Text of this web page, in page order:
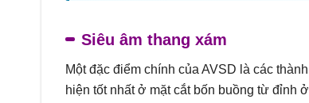
Siêu âm thang xám
Một đặc điểm chính của AVSD là các
hiện tốt nhất ở mặt cắt bốn buồng từ đỉnh